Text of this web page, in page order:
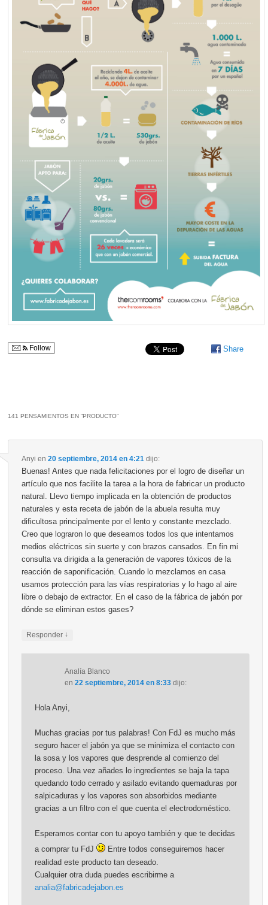
Follow Share
141 PENSAMIENTOS EN “PRODUCTO”
Anyi en 20 septiembre, 2014 en 4:21 dijo:
Buenas! Antes que nada felicitaciones por el logro de diseñar un
artículo que nos facilite la tarea a la hora de fabricar un producto
natural. Llevo tiempo implicada en la obtención de productos
naturales y esta receta de jabón de la abuela resulta muy
dificultosa principalmente por el lento y constante mezclado.
Creo que lograron lo que deseamos todos los que intentamos
medios eléctricos sin suerte y con brazos cansados. En fin mi
consulta va dirigida a la generación de vapores tóxicos de la
reacción de saponificación. Cuando lo mezclamos en casa
usamos protección para las vías respiratorias y lo hago al aire
libre o debajo de extractor. En el caso de la fábrica de jabón por
dónde se eliminan estos gases?
Responder ↓
Analía Blanco
en 22 septiembre, 2014 en 8:33 dijo:
Hola Anyi,
Muchas gracias por tus palabras! Con FdJ es mucho más
seguro hacer el jabón ya que se minimiza el contacto con
la sosa y los vapores que desprende al comienzo del
proceso. Una vez añades lo ingredientes se baja la tapa
quedando todo cerrado y asilado evitando quemaduras por
salpicaduras y los vapores son absorbidos mediante
gracias a un filtro con el que cuenta el electrodoméstico.
Esperamos contar con tu apoyo también y que te decidas
a comprar tu FdJ
Entre todos conseguiremos hacer
realidad este producto tan deseado.
Cualquier otra duda puedes escribirme a
analia@fabricadejabon.es